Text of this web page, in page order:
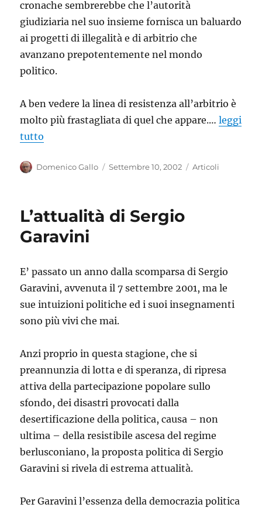
cronache sembrerebbe che l’autorità
giudiziaria nel suo insieme fornisca un baluardo
ai progetti di illegalità e di arbitrio che
avanzano prepotentemente nel mondo
politico.
A ben vedere la linea di resistenza all’arbitrio è
molto più frastagliata di quel che appare.…leggi
tutto
Autore
Domenico Gallo
Pubblicato
Settembre 10, 2002 Categorie
Articoli
L’attualità di Sergio
Garavini
E’ passato un anno dalla scomparsa di Sergio
Garavini, avvenuta il 7 settembre 2001, ma le
sue intuizioni politiche ed i suoi insegnamenti
sono più vivi che mai.
Anzi proprio in questa stagione, che si
preannunzia di lotta e di speranza, di ripresa
attiva della partecipazione popolare sullo
sfondo, dei disastri provocati dalla
desertificazione della politica, causa – non
ultima – della resistibile ascesa del regime
berlusconiano, la proposta politica di Sergio
Garavini si rivela di estrema attualità.
Per Garavini l’essenza della democrazia politica